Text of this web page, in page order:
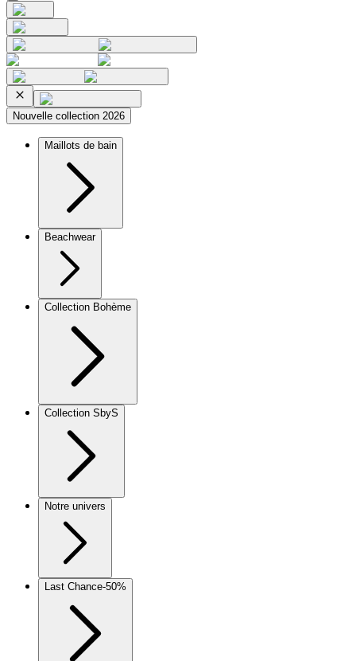
Nouvelle collection 2026
Maillots de bain
Beachwear
Collection Bohème
Collection SbyS
Notre univers
Last Chance-50%